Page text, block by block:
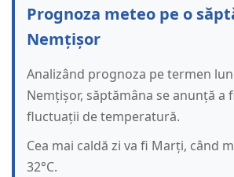
Prognoza meteo pe o
Nemțișor
Analizând prognoza pe termen
Nemțișor, săptămâna se anunță a
fluctuații de temperatură.
Cea mai caldă zi va fi Marți, când
32°C.